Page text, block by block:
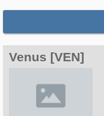
Venus [VEN]